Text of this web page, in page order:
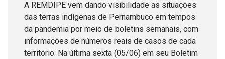
A REMDIPE vem dando visibilidade as situações
das terras indígenas de Pernambuco em tempos
da pandemia por meio de boletins semanais, com
informações de números reais de casos de cada
território. Na última sexta (05/06) em seu Boletim